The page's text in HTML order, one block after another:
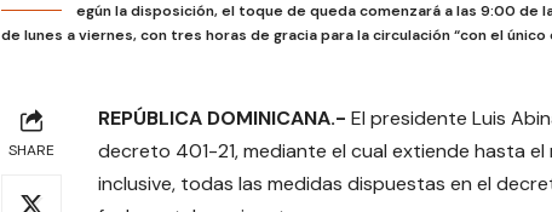
egún la disposición, el toque de queda comenzará a las 9:00 de
de lunes a viernes, con tres horas de gracia para la circulación “con el
SHARE
REPÚBLICA DOMINICANA.- El presidente Luis
decreto 401-21, mediante el cual extiende hasta
inclusive, todas las medidas dispuestas en el